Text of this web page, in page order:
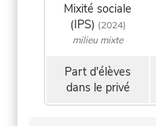
Mixité sociale
(IPS) (2024)
milieu mixte
Part d'élèves
dans le privé